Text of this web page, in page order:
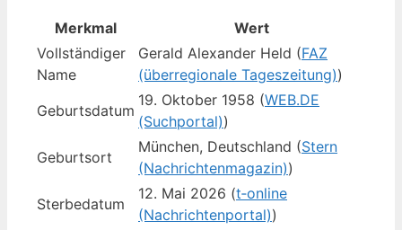
Merkmal
Wert
Vollständiger
Name
Gerald Alexander Held (FAZ
(überregionale Tageszeitung))
Geburtsdatum
19. Oktober 1958 (WEB.DE
(Suchportal))
Geburtsort
München, Deutschland (Stern
(Nachrichtenmagazin))
Sterbedatum
12. Mai 2026 (t‑online
(Nachrichtenportal))